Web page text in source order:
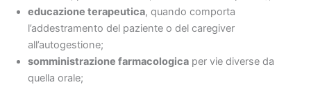
educazione terapeutica, quando comporta
l’addestramento del paziente o del caregiver
all’autogestione;
somministrazione farmacologica per vie diverse da
quella orale;